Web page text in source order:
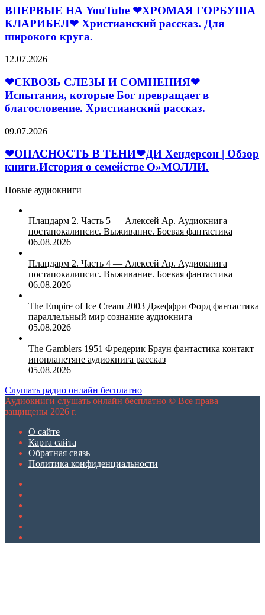
Христианский
рассказ.
YouTube
❤
ХРОМАЯ
ГОРБУША
❤
рассказ.
Для
широкого
круга.
ВПЕРВЫЕ НА YouTube ❤ХРОМАЯ ГОРБУША
КЛАРИБЕЛ❤ Христианский рассказ. Для
широкого круга.
❤
СЛЕЗЫ
И
СОМНЕНИЯ
❤
которые
превращает
в
Христианский
12.07.2026
❤СКВОЗЬ СЛЕЗЫ И СОМНЕНИЯ❤
Испытания, которые Бог превращает в
благословение. Христианский рассказ.
❤
В
ТЕНИ
❤
ДИ
Хендерсон
Обзор
книги.История
О»МОЛЛИ.
09.07.2026
❤ОПАСНОСТЬ В ТЕНИ❤ДИ Хендерсон | Обзор
книги.История о семействе О»МОЛЛИ.
Новые аудиокниги
Плацдарм 2. Часть 5 — Алексей Ар. Аудиокнига
постапокалипсис. Выживание. Боевая фантастика
06.08.2026
Плацдарм 2. Часть 4 — Алексей Ар. Аудиокнига
постапокалипсис. Выживание. Боевая фантастика
06.08.2026
The Empire of Ice Cream 2003 Джеффри Форд фантастика
параллельный мир сознание аудиокнига
05.08.2026
The Gamblers 1951 Фредерик Браун фантастика контакт
инопланетяне аудиокнига рассказ
05.08.2026
Слушать радио онлайн бесплатно
Аудиокниги слушать онлайн бесплатно © Все права
защищены 2026 г.
О сайте
Карта сайта
Обратная связь
Политика конфиденциальности